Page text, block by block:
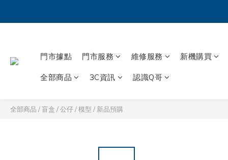
門市據點 門市服務 維修服務 新機購買
全部商品 3C資訊 認識Q哥
全部商品 /盲盒 / 公仔 / 模型 / 新品預購